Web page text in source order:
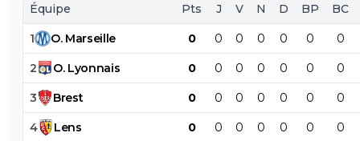
Équipe Pts J V N D BP BC
1 O. Marseille 0 0 0 0 0 0 0
2 O. Lyonnais 0 0 0 0 0 0 0
3 Brest 0 0 0 0 0 0 0
4 Lens 0 0 0 0 0 0 0